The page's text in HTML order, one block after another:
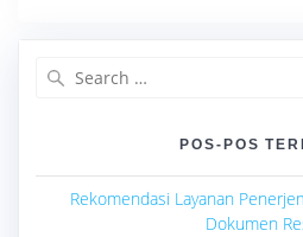
POS-POS
Rekomendasi Layanan
Dokumen